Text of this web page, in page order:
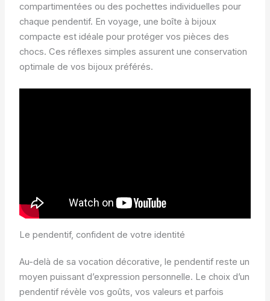
compartimentées ou des pochettes individuelles pour
chaque pendentif. En voyage, une boîte à bijoux
compacte est idéale pour protéger vos pièces des
chocs. Ces réflexes simples assurent une conservation
optimale de vos bijoux préférés.
Le pendentif, confident de votre identité
Au-delà de sa vocation décorative, le pendentif reste un
moyen puissant d’expression personnelle. Le choix d’un
pendentif révèle vos goûts, vos valeurs et parfois